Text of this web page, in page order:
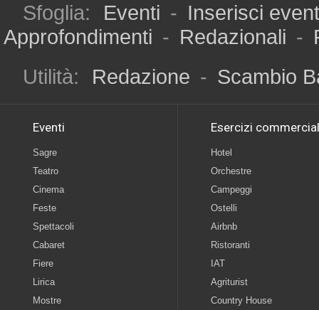
Sfoglia: Eventi - Inserisci
Approfondimenti - Redazionali -
Utilità:
Redazione - Scambio
Eventi
Sagre
Teatro
Cinema
Feste
Spettacoli
Cabaret
Fiere
Lirica
Mostre
Esercizi
Hotel
Orchestre
Campeggi
Ostelli
Airbnb
Ristoranti
IAT
Agriturist
Country House